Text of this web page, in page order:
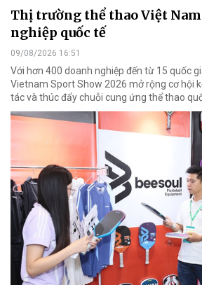
Thị trường thể thao Việt
nghiệp quốc tế
09/08/2026 16:51
Với hơn 400 doanh nghiệp đến từ 15 quốc
Vietnam Sport Show 2026 mở rộng cơ hội
tác và thúc đẩy chuỗi cung ứng thể thao